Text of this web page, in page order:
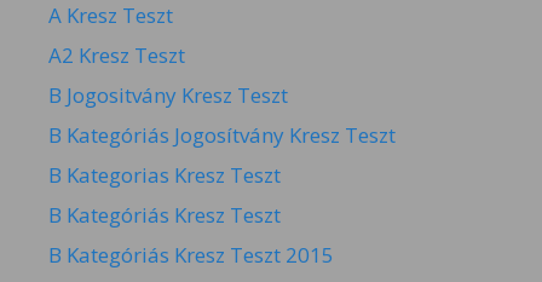
A Kresz Teszt
A2 Kresz Teszt
B Jogositvány Kresz Teszt
B Kategóriás Jogosítvány Kresz Teszt
B Kategorias Kresz Teszt
B Kategóriás Kresz Teszt
B Kategóriás Kresz Teszt 2015